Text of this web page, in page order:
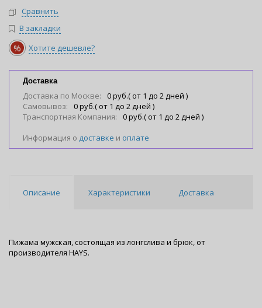
Сравнить
В закладки
% Хотите дешевле?
Доставка
Доставка по Москве:
0 руб.( от 1 до 2 дней )
Самовывоз:
0 руб.( от 1 до 2 дней )
Транспортная Компания:
0 руб.( от 1 до 2 дней )
Информация о доставке и оплате
Описание Характеристики Доставка
Пижама мужская, состоящая из лонгслива и брюк, от
производителя HAYS.